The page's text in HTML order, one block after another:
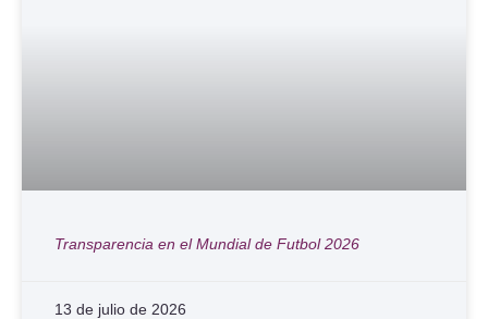
Transparencia en el Mundial de Futbol 2026
13 de julio de 2026